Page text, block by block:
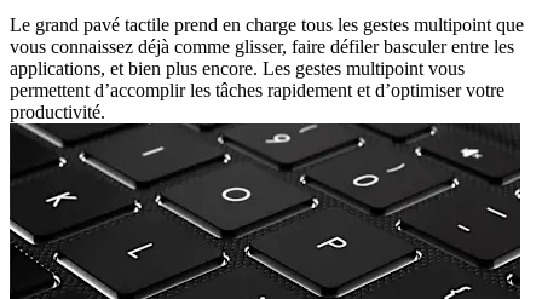
Le grand pavé tactile prend en charge tous les gestes multipoint que
vous connaissez déjà comme glisser, faire défiler basculer entre les
applications, et bien plus encore. Les gestes multipoint vous
permettent d’accomplir les tâches rapidement et d’optimiser votre
productivité.